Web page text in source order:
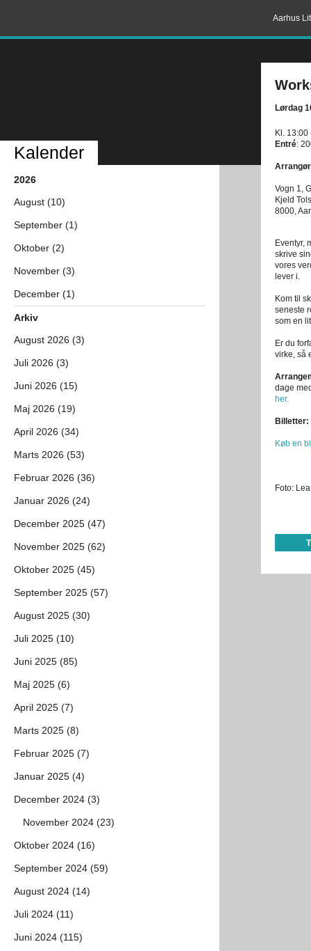
Aarhus
Lørdag
Kl. 13:00
Entré:
Vogn 1,
Kjeld
8000,
Eventyr,
skrive
vores
lever i.
Kom til
seneste
som en
Er du
virke, så
dage
her.
Billetter:
Køb en
Foto:
Kalender
2026
August (10)
September (1)
Oktober (2)
November (3)
December (1)
Arkiv
August 2026 (3)
Juli 2026 (3)
Juni 2026 (15)
Maj 2026 (19)
April 2026 (34)
Marts 2026 (53)
Februar 2026 (36)
Januar 2026 (24)
December 2025 (47)
November 2025 (62)
Oktober 2025 (45)
September 2025 (57)
August 2025 (30)
Juli 2025 (10)
Juni 2025 (85)
Maj 2025 (6)
April 2025 (7)
Marts 2025 (8)
Februar 2025 (7)
Januar 2025 (4)
December 2024 (3)
November 2024 (23)
Oktober 2024 (16)
September 2024 (59)
August 2024 (14)
Juli 2024 (11)
Juni 2024 (115)